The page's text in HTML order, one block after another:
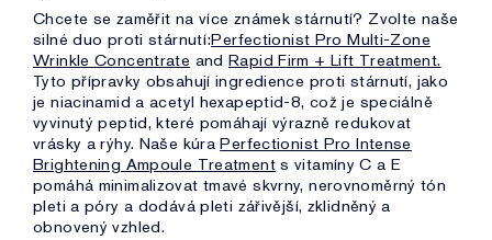
Chcete se zaměřit na více známek stárnutí? Zvolte naše
silné duo proti stárnutí:Perfectionist Pro Multi-Zone
Wrinkle Concentrate and Rapid Firm + Lift Treatment.
Tyto přípravky obsahují ingredience proti stárnutí, jako
je niacinamid a acetyl hexapeptid-8, což je speciálně
vyvinutý peptid, které pomáhají výrazně redukovat
vrásky a rýhy. Naše kúraPerfectionist Pro Intense
Brightening Ampoule Treatments vitamíny C a E
pomáhá minimalizovat tmavé skvrny, nerovnoměrný tón
pleti a póry a dodává pleti zářivější, zklidněný a
obnovený vzhled.